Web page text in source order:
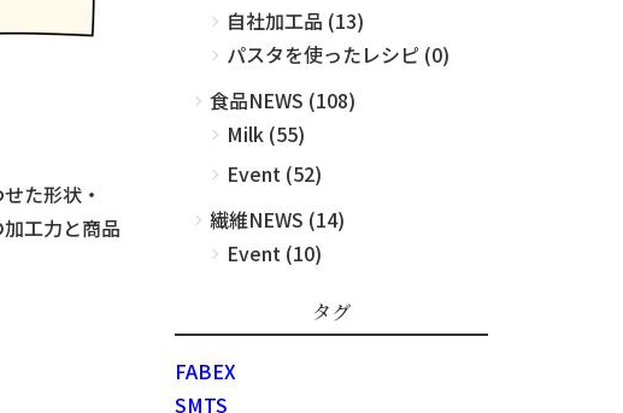
た形状・
工力と商品
自社加工品 (13)
パスタを使ったレシピ (0)
食品NEWS (108)
Milk (55)
Event (52)
繊維NEWS (14)
Event (10)
タグ
FABEX
SMTS